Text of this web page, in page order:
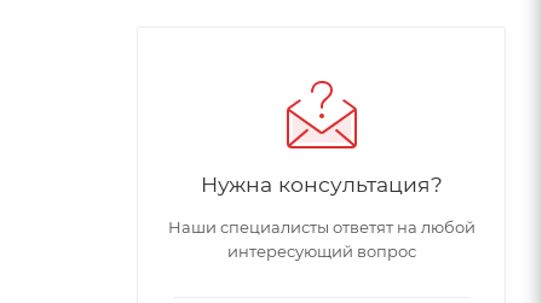
Нужна консультация?
Наши специалисты ответят на любой
интересующий вопрос